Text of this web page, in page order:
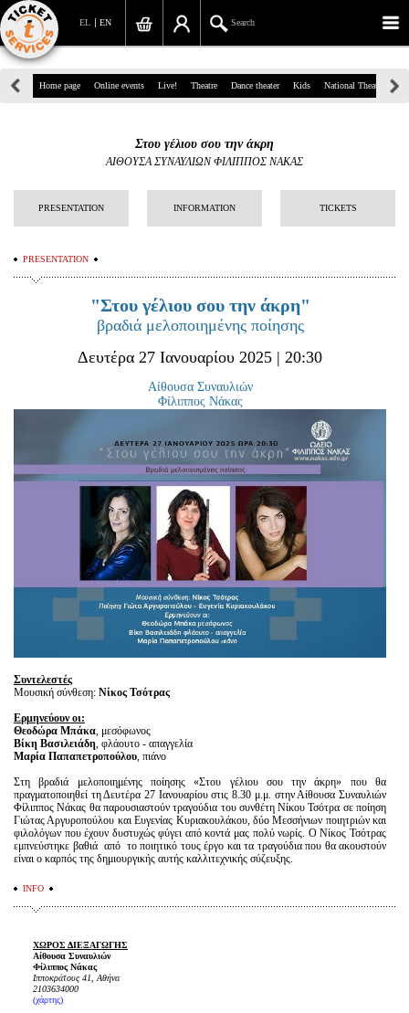
EN
EL Search
39, Panepistimiou Str, Athens
info@ticketservices.gr
Search
Sign up/Sign in
Search your order
Home page Online events Live! Theatre Dance theater Kids National Theatre
Στου γέλιου σου την άκρη
ΑΙΘΟΥΣΑ ΣΥΝΑΥΛΙΩΝ ΦΙΛΙΠΠΟΣ ΝΑΚΑΣ
PRESENTATION INFORMATION TICKETS
PRESENTATION
"Στου γέλιου σου την άκρη"
βραδιά μελοποιημένης ποίησης
Δευτέρα 27 Ιανουαρίου 2025 | 20:30
Αίθουσα Συναυλιών
Φίλιππος Νάκας
Συντελεστές
Μουσική σύνθεση: Νίκος Τσότρας
Ερμηνεύουν οι:
Θεοδώρα Μπάκα, μεσόφωνος
Βίκη Βασιλειάδη, φλάουτο - απαγγελία
Μαρία Παπαπετροπούλου, πιάνο
Στη βραδιά μελοποιημένης ποίησης «Στου γέλιου σου την άκρη» που θα
πραγματοποιηθεί τη Δευτέρα 27 Ιανουαρίου στις 8.30 μ.μ. στην Αίθουσα Συναυλιών
Φίλιππος Νάκας θα παρουσιαστούν τραγούδια του συνθέτη Νίκου Τσότρα σε ποίηση
Γιώτας Αργυροπούλου και Ευγενίας Κυριακουλάκου, δύο Μεσσήνιων ποιητριών και
φιλολόγων που έχουν δυστυχώς φύγει από κοντά μας πολύ νωρίς. Ο Νίκος Τσότρας
εμπνεύστηκε βαθιά από το ποιητικό τους έργο και τα τραγούδια που θα ακουστούν
είναι ο καρπός της δημιουργικής αυτής καλλιτεχνικής σύζευξης.
INFO
ΧΩΡΟΣ ΔΙΕΞΑΓΩΓΗΣ
Αίθουσα Συναυλιών
Φίλιππος Νάκας
Ιπποκράτους 41 , Αθήνα
2103634000
(χάρτης)